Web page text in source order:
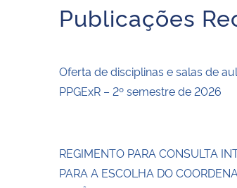
Publicações
Oferta de disciplinas e salas de
PPGExR – 2º semestre de 2026
REGIMENTO PARA CONSULTA
PARA A ESCOLHA DO